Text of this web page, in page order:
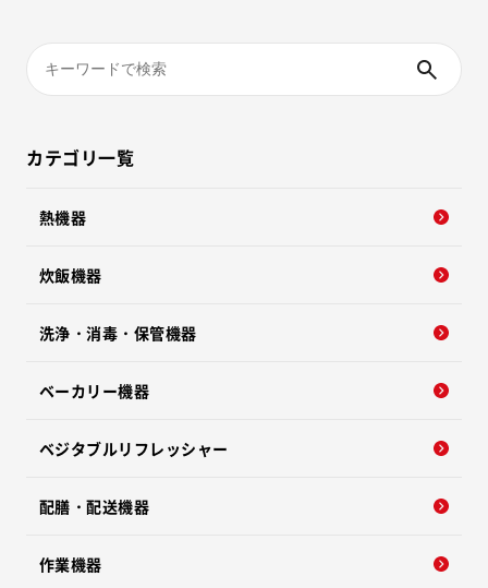
カテゴリ一覧
熱機器
炊飯機器
洗浄・消毒・保管機器
ベーカリー機器
ベジタブルリフレッシャー
配膳・配送機器
作業機器